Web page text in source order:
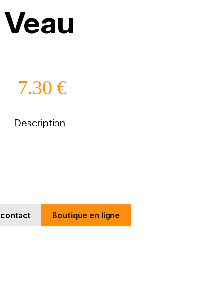
Veau
7.30 €
Description
Boutique en ligne